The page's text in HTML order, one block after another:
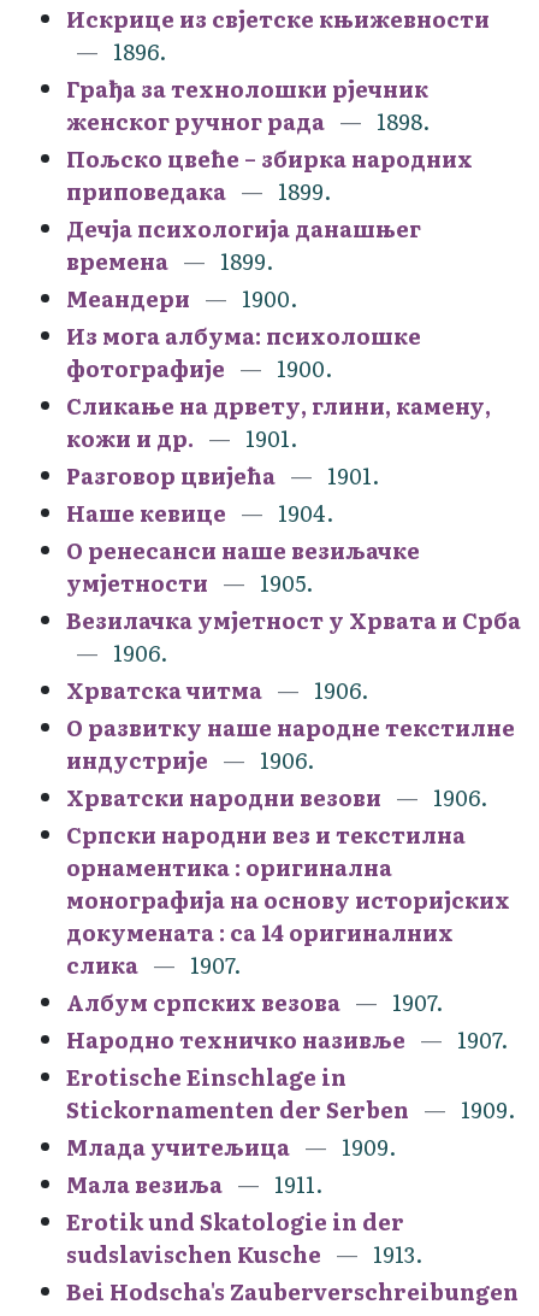
Искрице из свјетске књижевности
1896.
Грађа за технолошки рјечник
женског ручног рада
1898.
Пољско цвеће – збирка народних
приповедака
1899.
Дечја психологија данашњег
времена
1899.
Меандери
1900.
Из могa албума: психолошке
фотографије
1900.
Сликање на дрвету, глини, камену,
кожи и др.
1901.
Разговор цвијећа
1901.
Наше кевице
1904.
О ренесанси наше везиљачке
умjетности
1905.
Везилачка умјетност у Хрвата и Срба
1906.
Хрватска читма
1906.
О развитку наше народне текстилне
индустрије
1906.
Хрватски народни везови
1906.
Српски народни вез и текстилна
орнаментика : оригинална
монографија на основу историјских
докумената : са 14 оригиналних
слика
1907.
Албум српских везова
1907.
Народно техничко називље
1907.
Erotische Einschlage in
Stickornamenten der Serben
1909.
Млада учитељица
1909.
Мала везиља
1911.
Erotik und Skatologie in der
sudslavischen Kusche
1913.
Bei Hodscha's Zauberverschreibungen